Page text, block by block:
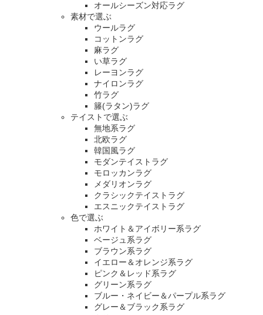
オールシーズン対応ラグ
素材で選ぶ
ウールラグ
コットンラグ
麻ラグ
い草ラグ
レーヨンラグ
ナイロンラグ
竹ラグ
籐(ラタン)ラグ
テイストで選ぶ
無地系ラグ
北欧ラグ
韓国風ラグ
モダンテイストラグ
モロッカンラグ
メダリオンラグ
クラシックテイストラグ
エスニックテイストラグ
色で選ぶ
ホワイト＆アイボリー系ラグ
ベージュ系ラグ
ブラウン系ラグ
イエロー＆オレンジ系ラグ
ピンク＆レッド系ラグ
グリーン系ラグ
ブルー・ネイビー＆パープル系ラグ
グレー＆ブラック系ラグ